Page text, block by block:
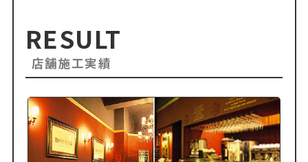
RESULT
店舗施工実績